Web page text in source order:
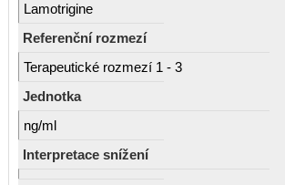
Lamotrigine
Referenční rozmezí
Terapeutické rozmezí 1 - 3
Jednotka
ng/ml
Interpretace snížení